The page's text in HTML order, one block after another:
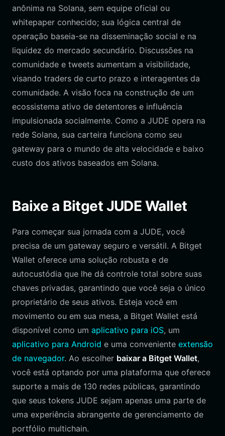
anônima na Solana, sem equipe oficial ou
whitepaper conhecido; sua lógica central de
operação baseia-se na disseminação social e na
liquidez do mercado secundário. Discussões na
comunidade e tweets aumentam a visibilidade,
visando traders de curto prazo e interagentes da
comunidade. A visão foca na construção de um
ecossistema ativo de detentores e influência
impulsionada socialmente. Como a JUDE opera na
rede Solana, sua carteira funciona como seu
gateway para o mundo de alta velocidade e baixo
custo dos ativos baseados em Solana.
Baixe a Bitget JUDE Wallet
Para começar sua jornada com a JUDE, você
precisa de um gateway seguro e versátil. A Bitget
Wallet oferece uma solução robusta e de
autocustódia que lhe dá controle total sobre suas
chaves privadas, garantindo que você seja o único
proprietário de seus ativos. Esteja você em
movimento ou em sua mesa, a Bitget Wallet está
disponível como um aplicativo para iOS, um
aplicativo para Android e uma conveniente extensão
de navegador. Ao escolher baixar a Bitget Wallet,
você está optando por uma plataforma que oferece
suporte a mais de 130 redes públicas, garantindo
que seus tokens JUDE sejam apenas uma parte de
uma experiência abrangente de gerenciamento de
portfólio multichain.